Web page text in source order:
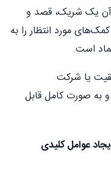
آن یک شریک، قصد و
مورد انتظار را به
است.
یا شرکت
و به صورت کامل قابل
عوامل کلیدی